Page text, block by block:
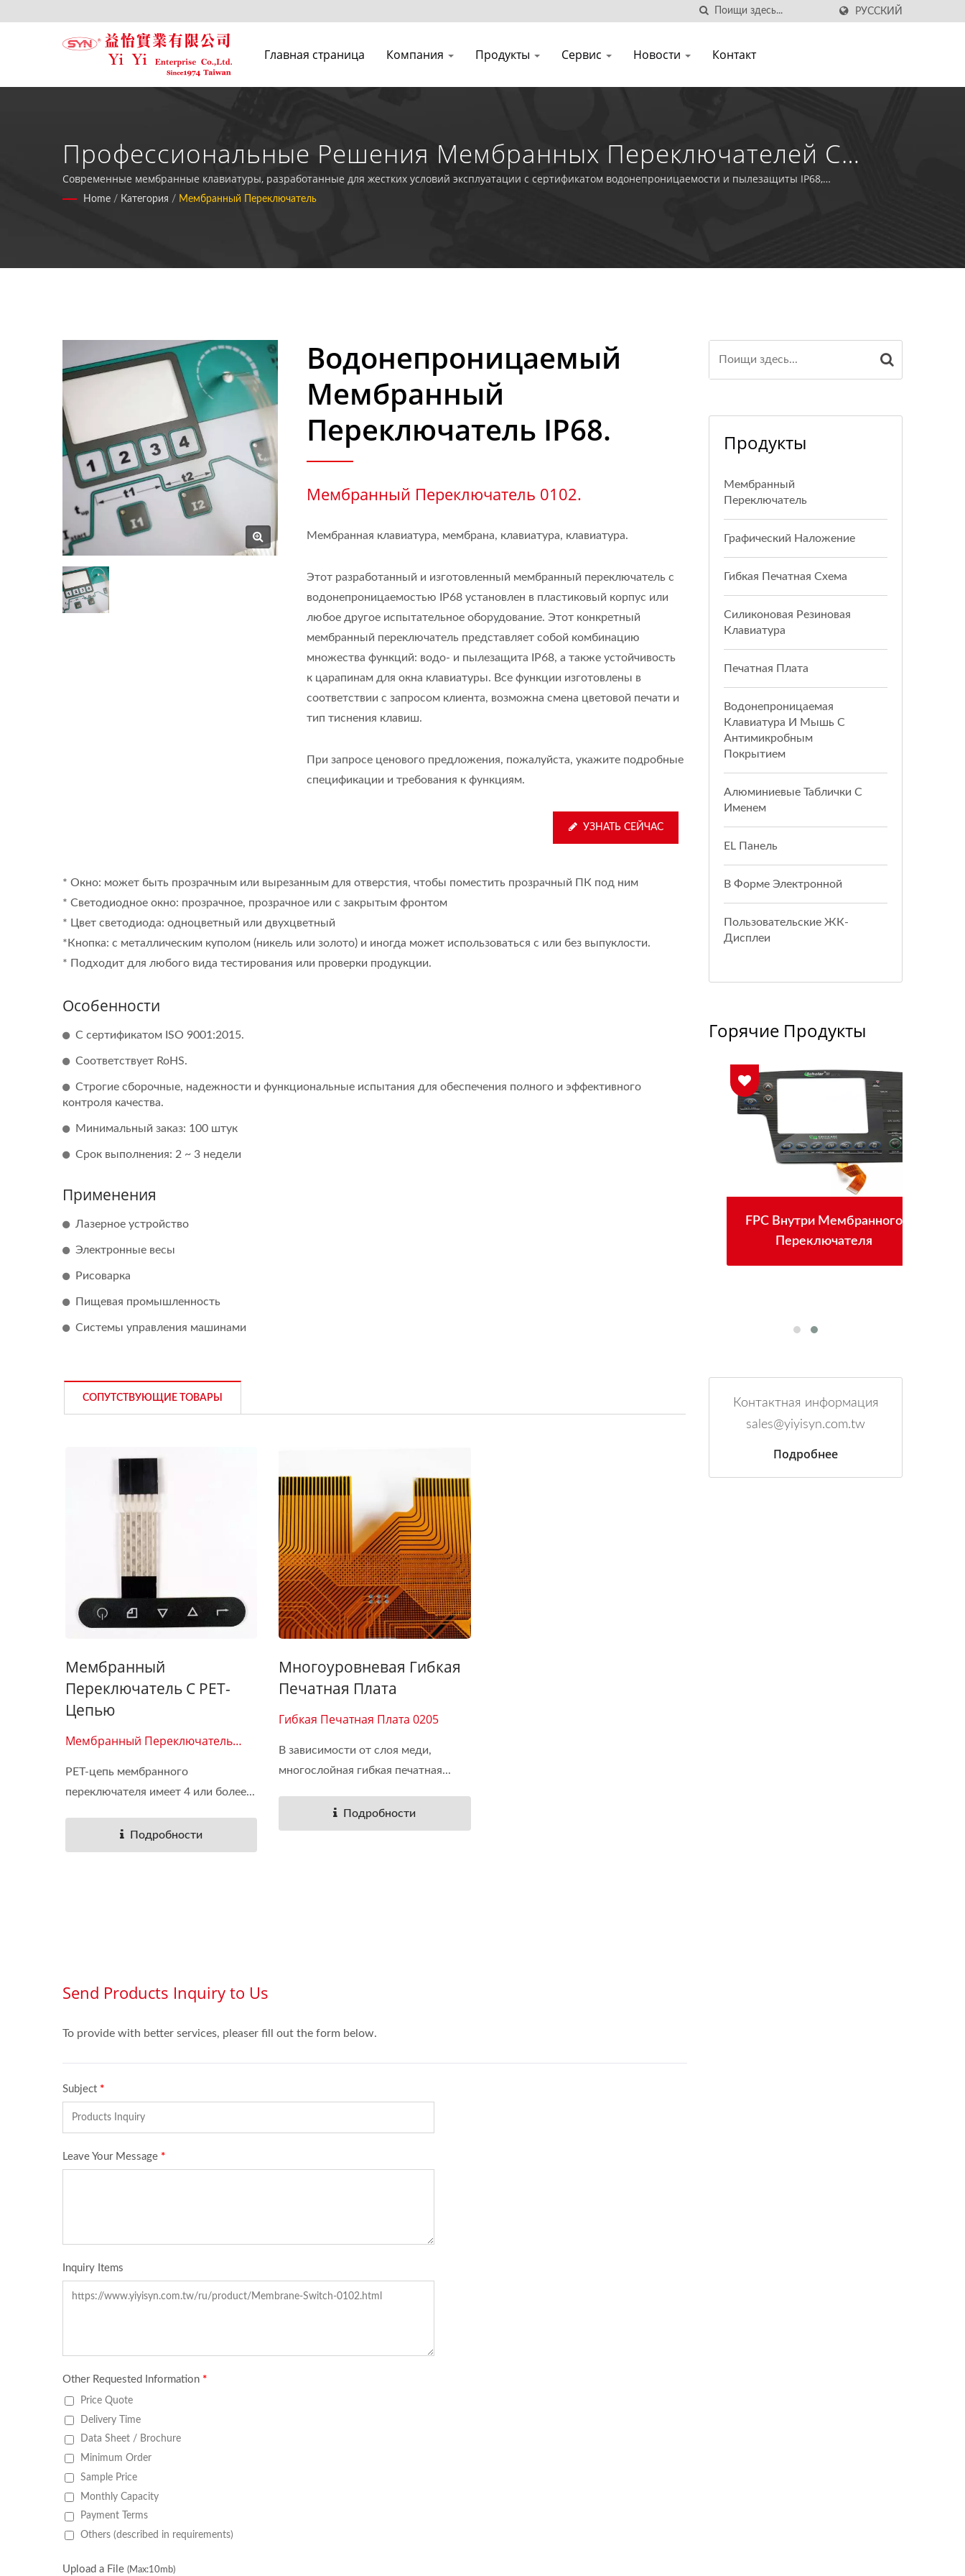
РУССКИЙ
Главная страница Компания Продукты Сервис Новости Контакт
Профессиональные Решения Мембранных Переключателей С
Водонепроницаемостью IP68
Современные мембранные клавиатуры, разработанные для жестких условий эксплуатации с сертификатом водонепроницаемости и пылезащиты IP68,
настраиваемые для промышленных приложений, включая испытательное оборудование, лазерные устройства и управление в пищевой промышленности.
Home / Категория / Мембранный Переключатель
Водонепроницаемый
Мембранный
Переключатель IP68.
Мембранный Переключатель 0102.
Мембранная клавиатура, мембрана, клавиатура, клавиатура.
Этот разработанный и изготовленный мембранный переключатель с
водонепроницаемостью IP68 установлен в пластиковый корпус или
любое другое испытательное оборудование. Этот конкретный
мембранный переключатель представляет собой комбинацию
множества функций: водо- и пылезащита IP68, а также устойчивость
к царапинам для окна клавиатуры. Все функции изготовлены в
соответствии с запросом клиента, возможна смена цветовой печати и
тип тиснения клавиш.
При запросе ценового предложения, пожалуйста, укажите подробные
спецификации и требования к функциям.
УЗНАТЬ СЕЙЧАС
* Окно: может быть прозрачным или вырезанным для отверстия, чтобы поместить прозрачный ПК под ним
* Светодиодное окно: прозрачное, прозрачное или с закрытым фронтом
* Цвет светодиода: одноцветный или двухцветный
*Кнопка: с металлическим куполом (никель или золото) и иногда может использоваться с или без выпуклости.
* Подходит для любого вида тестирования или проверки продукции.
Особенности
С сертификатом ISO 9001:2015.
Соответствует RoHS.
Строгие сборочные, надежности и функциональные испытания для обеспечения полного и эффективного
контроля качества.
Минимальный заказ: 100 штук
Срок выполнения: 2 ~ 3 недели
Применения
Лазерное устройство
Электронные весы
Рисоварка
Пищевая промышленность
Системы управления машинами
СОПУТСТВУЮЩИЕ ТОВАРЫ
Мембранный
Переключатель С PET-
Цепью
Мембранный Переключатель
PET-цепь мембранного
переключателя имеет 4 или более...
Подробности
Многоуровневая Гибкая
Печатная Плата
Гибкая Печатная Плата 0205
В зависимости от слоя меди,
многослойная гибкая печатная...
Подробности
Продукты
Мембранный
Переключатель
Графический Наложение
Гибкая Печатная Схема
Силиконовая Резиновая
Клавиатура
Печатная Плата
Водонепроницаемая
Клавиатура И Мышь С
Антимикробным
Покрытием
Алюминиевые Таблички С
Именем
EL Панель
В Форме Электронной
Пользовательские ЖК-
Дисплеи
Горячие Продукты
Мембранный
Дисплеем
FPC Внутри Мембранного
Переключателя
Контактная информация
sales@yiyisyn.com.tw
Подробнее